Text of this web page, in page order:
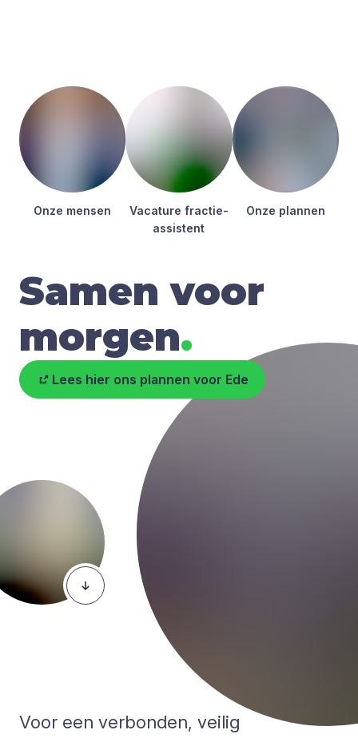
Onze men­sen
Vaca­tu­re frac­tie­
as­sis­tent
Onze plan­nen
Samen voor
morgen.
Lees hier ons plannen voor Ede
Voor een verbonden, veilig